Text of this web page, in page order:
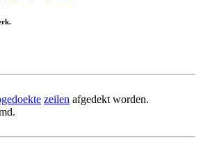
zeilen afgedekt worden.